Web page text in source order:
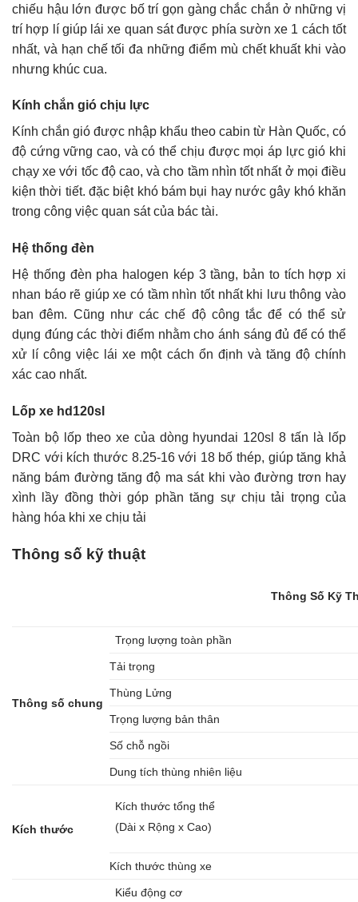
chiếu hậu lớn được bố trí gọn gàng chắc chắn ở những vị
trí hợp lí giúp lái xe quan sát được phía sườn xe 1 cách tốt
nhất, và hạn chế tối đa những điểm mù chết khuất khi vào
nhưng khúc cua.
Kính chắn gió chịu lực
Kính chắn gió được nhập khẩu theo cabin từ Hàn Quốc, có
độ cứng vững cao, và có thể chịu được mọi áp lực gió khi
chạy xe với tốc độ cao, và cho tầm nhìn tốt nhất ở mọi điều
kiện thời tiết. đặc biệt khó bám bụi hay nước gây khó khăn
trong công việc quan sát của bác tài.
Hệ thống đèn
Hệ thống đèn pha halogen kép 3 tầng, bản to tích hợp xi
nhan báo rẽ giúp xe có tầm nhìn tốt nhất khi lưu thông vào
ban đêm. Cũng như các chế độ công tắc để có thể sử
dụng đúng các thời điểm nhằm cho ánh sáng đủ để có thể
xử lí công việc lái xe một cách ổn định và tăng độ chính
xác cao nhất.
Lốp xe hd120sl
Toàn bộ lốp theo xe của dòng hyundai 120sl 8 tấn là lốp
DRC với kích thước 8.25-16 với 18 bố thép, giúp tăng khả
năng bám đường tăng độ ma sát khi vào đường trơn hay
xình lầy đồng thời góp phần tăng sự chịu tải trọng của
hàng hóa khi xe chịu tải
Thông số kỹ thuật
Thông Số Kỹ
Thông số chung
Trọng lượng toàn phần
Tải trọng
Thùng Lửng
Trọng lượng bản thân
Số chỗ ngồi
Dung tích thùng nhiên liệu
Kích thước
Kích thước tổng thể
(Dài x Rộng x Cao)
Kích thước thùng xe
Kiểu động cơ